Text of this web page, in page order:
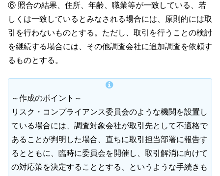
⑥ 照合の結果、住所、年齢、職業等が一致している、若
しくは一致しているとみなされる場合には、原則的には取
引を行わないものとする。ただし、取引を行うことの検討
を継続する場合には、その他調査会社に追加調査を依頼す
るものとする。
～作成のポイント～
リスク・コンプライアンス委員会のような機関を設置し
ている場合には、調査対象会社が取引先として不適格で
あることが判明した場合、直ちに取引担当部署に報告す
るとともに、臨時に委員会を開催し、取引解消に向けて
の対応策を決定することとする、というような手続きも